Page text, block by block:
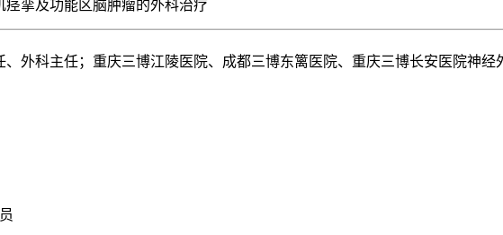
挛及功能区脑肿瘤的外科治疗
外科主任； 重庆三博江陵医院、成都三博东篱医院、重庆三博长安医院神经